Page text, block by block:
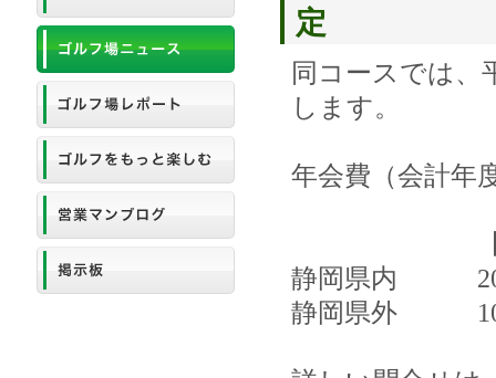
定
同コースでは、
します。
年会費（会計年
静岡県内
静岡県外